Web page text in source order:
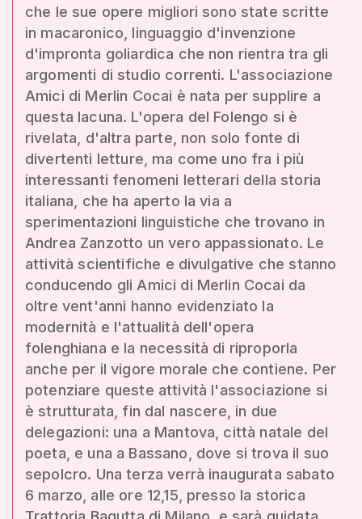
che le sue opere migliori sono state scritte
in macaronico, linguaggio d'invenzione
d'impronta goliardica che non rientra tra gli
argomenti di studio correnti. L'associazione
Amici di Merlin Cocai è nata per supplire a
questa lacuna. L'opera del Folengo si è
rivelata, d'altra parte, non solo fonte di
divertenti letture, ma come uno fra i più
interessanti fenomeni letterari della storia
italiana, che ha aperto la via a
sperimentazioni linguistiche che trovano in
Andrea Zanzotto un vero appassionato. Le
attività scientifiche e divulgative che stanno
conducendo gli Amici di Merlin Cocai da
oltre vent'anni hanno evidenziato la
modernità e l'attualità dell'opera
folenghiana e la necessità di riproporla
anche per il vigore morale che contiene. Per
potenziare queste attività l'associazione si
è strutturata, fin dal nascere, in due
delegazioni: una a Mantova, città natale del
poeta, e una a Bassano, dove si trova il suo
sepolcro. Una terza verrà inaugurata sabato
6 marzo, alle ore 12,15, presso la storica